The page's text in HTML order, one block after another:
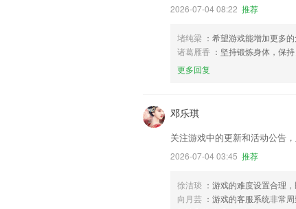
2026-07-04 08:22 推荐
堵纯梁 ：希望游戏能增加更多
诸葛雁香 ：坚持锻炼身体，保
更多回复
邓乐琪
关注游戏中的更新和活动公告
2026-07-04 03:45 推荐
徐洁琰 ：游戏的难度设置合理
向月芸 ：游戏的客服系统非常